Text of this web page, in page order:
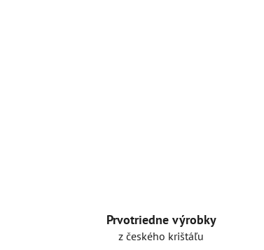
Prvotriedne výrobky
z českého krištáľu